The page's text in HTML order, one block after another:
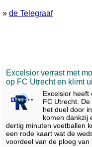
» de Telegraaf
Excelsior verrast met
op FC Utrecht en klimt
Excelsior heeft
FC Utrecht.
het duel door
komen dankzij
dertig minuten voetballen
een rode kaart wat de
voordeel van de ploeg van